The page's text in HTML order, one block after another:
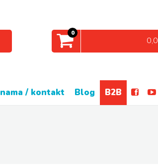
0
o nama / kontakt blog B2B